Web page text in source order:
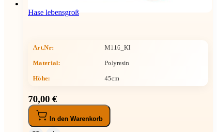
Hase lebensgroß
Art.Nr: M116_KI
Material: Polyresin
Höhe: 45cm
70,00 €
In den Warenkorb